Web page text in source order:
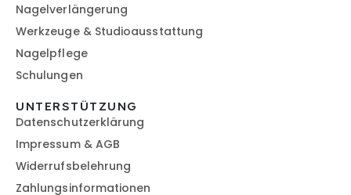
Nagelverlängerung
Werkzeuge & Studioausstattung
Nagelpflege
Schulungen
UNTERSTÜTZUNG
Datenschutzerklärung
Impressum & AGB
Widerrufsbelehrung
Zahlungsinformationen